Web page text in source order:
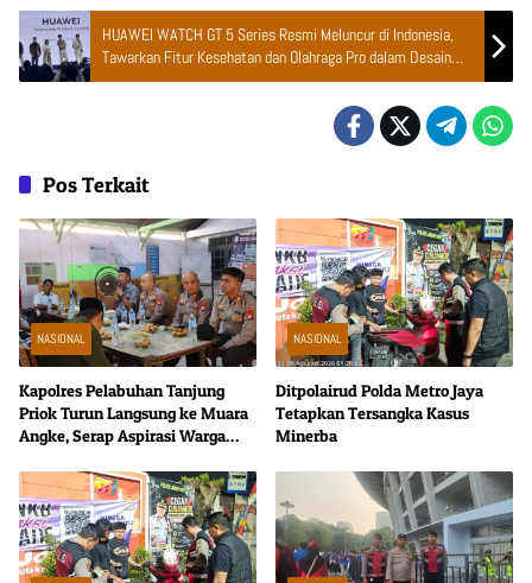
HUAWEI WATCH GT 5 Series Resmi Meluncur di Indonesia,
Tawarkan Fitur Kesehatan dan Olahraga Pro dalam Desain
Mewah
Pos Terkait
NASIONAL
Kapolres Pelabuhan Tanjung
Priok Turun Langsung ke Muara
Angke, Serap Aspirasi Warga
NASIONAL
Ditpolairud Polda Metro Jaya
Tetapkan Tersangka Kasus
Minerba